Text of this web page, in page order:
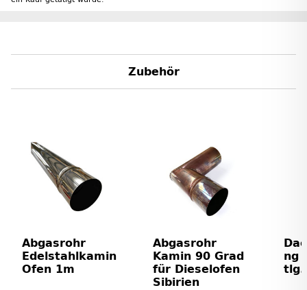
Zubehör
Abgasrohr
Edelstahlkamin
Ofen 1m
Abgasrohr
Kamin 90 Grad
für Dieselofen
Sibirien
ng